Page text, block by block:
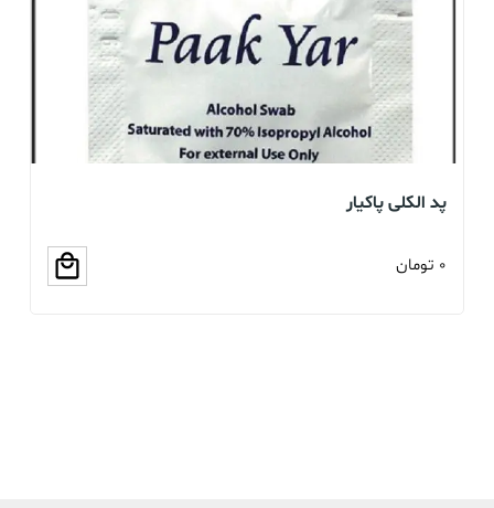
پد الکلی پاکیار
0 تومان